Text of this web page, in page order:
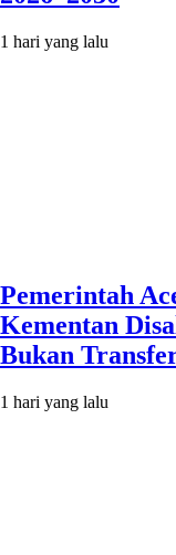
1 hari yang lalu
Pemerintah
Kementan
Bukan
1 hari yang lalu